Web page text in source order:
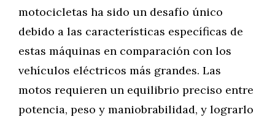
motocicletas ha sido un desafío único
debido a las características específicas de
estas máquinas en comparación con los
vehículos eléctricos más grandes. Las
motos requieren un equilibrio preciso entre
potencia, peso y maniobrabilidad, y lograrlo